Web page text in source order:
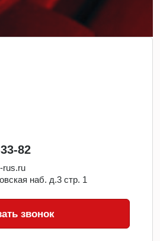
82
rus.ru
наб. д.3 стр. 1
звонок